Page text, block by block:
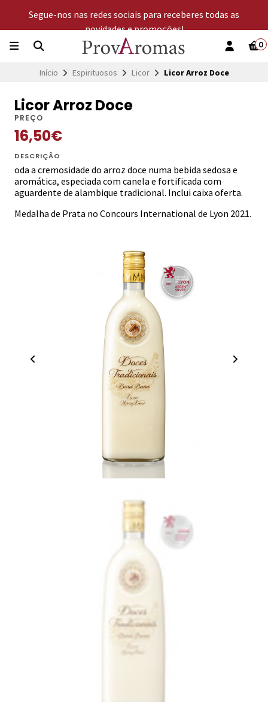
Segue-nos nas redes sociais para receberes todas as
novidades e promoções!
0
Início Espirituosos Licor Licor Arroz Doce
Licor Arroz Doce
PREÇO
16,50€
DESCRIÇÃO
oda a cremosidade do arroz doce numa bebida sedosa e
aromática, especiada com canela e fortificada com
aguardente de alambique tradicional. Inclui caixa oferta.
Medalha de Prata no Concours International de Lyon 2021.